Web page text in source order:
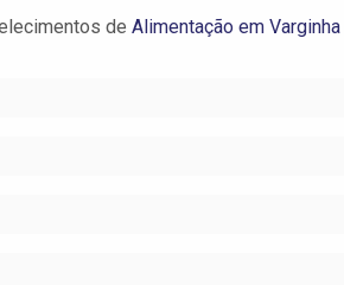
de Alimentação em Varginha